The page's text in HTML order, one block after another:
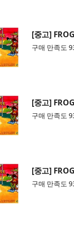
[중고]
구매 만족도
[중고]
구매 만족도
[중고]
구매 만족도